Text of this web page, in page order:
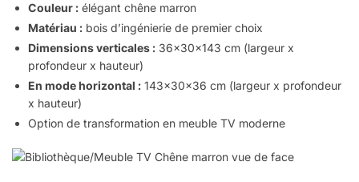
Couleur : élégant chêne marron
Matériau : bois d’ingénierie de premier choix
Dimensions verticales : 36x30x143 cm (largeur x
profondeur x hauteur)
En mode horizontal : 143x30x36 cm (largeur x profondeur
x hauteur)
Option de transformation en meuble TV moderne